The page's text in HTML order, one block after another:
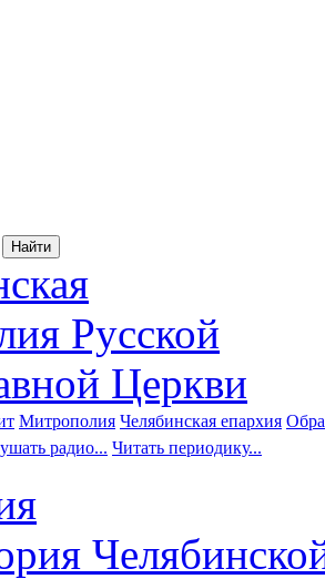
Митрополия Челябинская епархия
радио... Читать периодику...